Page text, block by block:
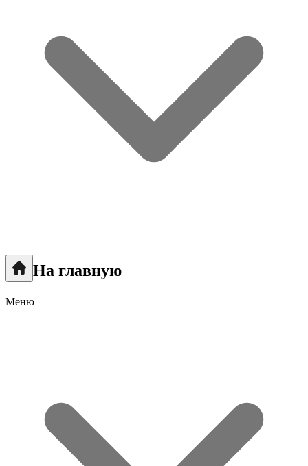
На главную
Меню